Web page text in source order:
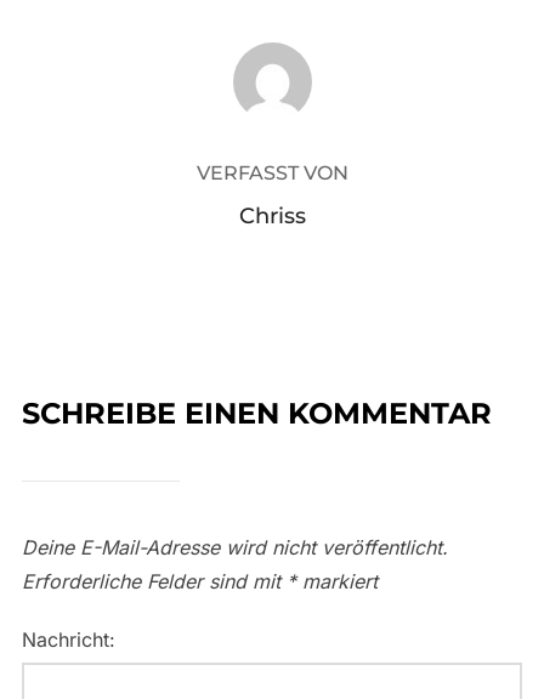
BEITRAGSAUTOR
VERFASST VON
Chriss
SCHREIBE EINEN KOMMENTAR
Deine E-Mail-Adresse wird nicht veröffentlicht.
Erforderliche Felder sind mit *markiert
Nachricht: